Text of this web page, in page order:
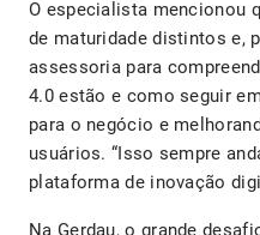
O especialista mencionou
de maturidade distintos e,
assessoria para
4.0 estão e como seguir
para o negócio e
usuários. “Isso sempre
plataforma de inovação
Na Gerdau, o grande